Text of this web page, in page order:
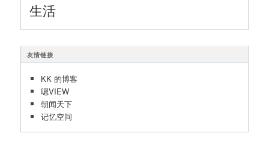
生活
友情链接
KK 的博客
嗯VIEW
朝闻天下
记忆空间